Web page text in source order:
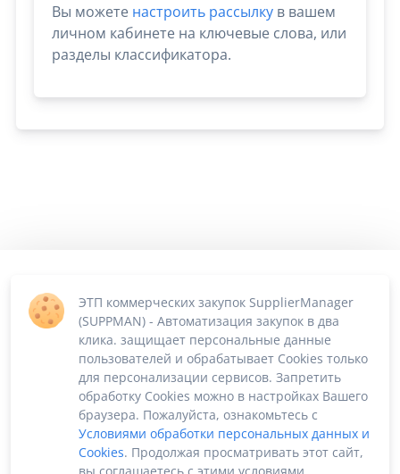
Вы можете настроить рассылку в вашем
личном кабинете на ключевые слова, или
разделы классификатора.
ЭТП коммерческих закупок SupplierManager
(SUPPMAN) - Автоматизация закупок в два
клика. защищает персональные данные
пользователей и обрабатывает Cookies только
для персонализации сервисов. Запретить
обработку Cookies можно в настройках Вашего
браузера. Пожалуйста, ознакомьтесь с
Условиями обработки персональных данных и
Cookies. Продолжая просматривать этот сайт,